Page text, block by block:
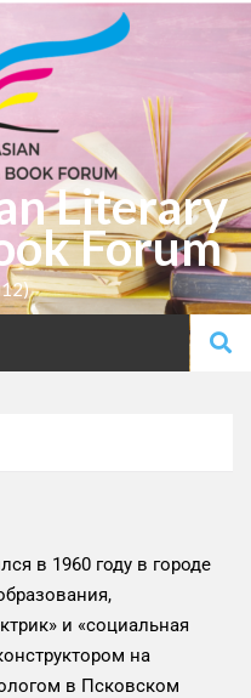
Literary
Forum
в 1960 году в городе
и «социальная
на
в Псковском